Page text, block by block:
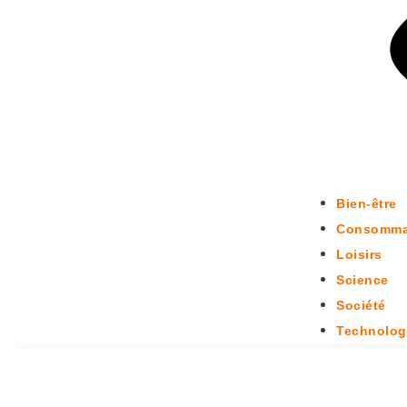
Bien-être
Loisirs
Science
Société